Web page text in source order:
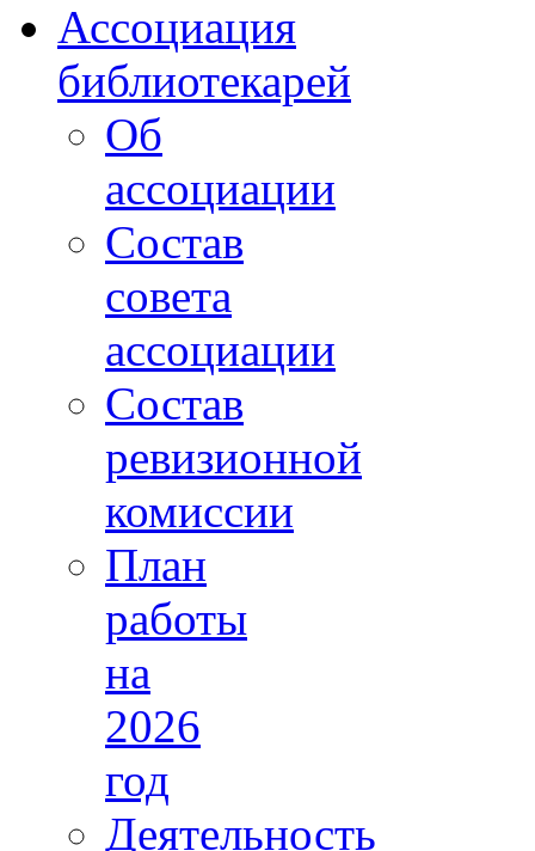
Ассоциация
библиотекарей
Об
ассоциации
Состав
совета
ассоциации
Состав
ревизионной
комиссии
План
работы
на
2026
год
Деятельность